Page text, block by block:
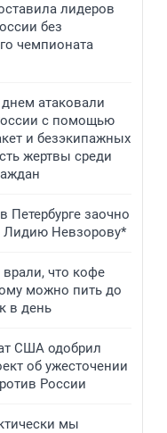
лидеров
без
чемпионата
атаковали
с помощью
и безэкипажных
жертвы среди
Петербурге заочно
Лидию Невзорову*
что кофе
можно пить до
в день
США одобрил
об ужесточении
России
мы